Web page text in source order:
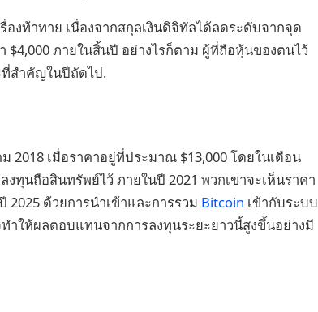
องท้าทาย เนื่องจากสกุลเงินดิจิทัลได้ลดระดับจากจุด
$4,000 ภายในสิ้นปี อย่างไรก็ตาม ผู้ที่ถือหุ้นของตนไว้
ที่สำคัญในปีถัดไป.
2018 เมื่อราคาอยู่ที่ประมาณ $13,000 โดยในเดือน
ทุนถือสินทรัพย์ไว้ ภายในปี 2021 พวกเขาจะเห็นราคา
ด้วยการนำเข้าและการรวม Bitcoin เข้ากับระบบ
ำให้ผลตอบแทนจากการลงทุนระยะยาวนี้สูงขึ้นอย่างมี